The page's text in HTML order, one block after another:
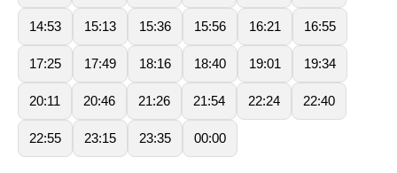
14:53 15:13 15:36 15:56 16:21 16:55
17:25 17:49 18:16 18:40 19:01 19:34
20:11 20:46 21:26 21:54 22:24 22:40
22:55 23:15 23:35 00:00